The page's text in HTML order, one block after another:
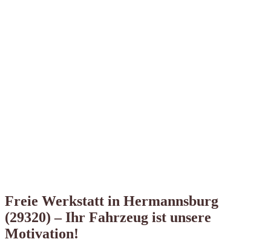
Freie Werkstatt in Hermannsburg
(29320) – Ihr Fahrzeug ist unsere
Motivation!